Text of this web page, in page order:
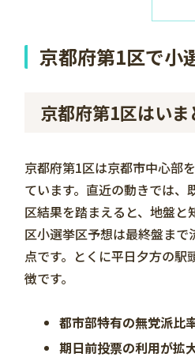
京都府第1区で小
京都府第1区はい
京都府第1区は京都市中心部
ています。直近の動きでは
区結果を踏まえると、地盤
区小選挙区予想は最終盤ま
点です。とくに平日夕方の
徴です。
都市部特有の無党派比
期日前投票の利用が拡